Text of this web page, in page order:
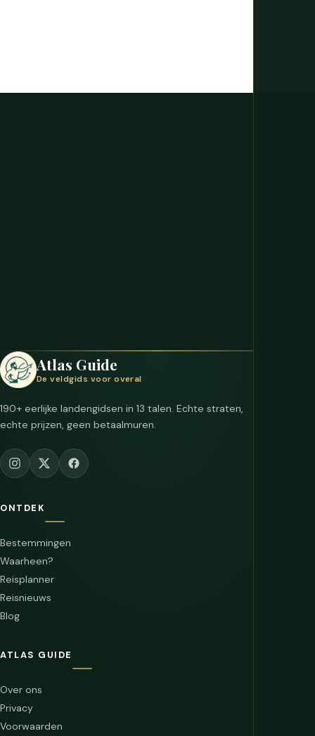
Atlas Guide
De veldgids voor overal
190+ eerlijke landengidsen in 13 talen. Echte straten,
echte prijzen, geen betaalmuren.
ONTDEK
Bestemmingen
Waarheen?
Reisplanner
Reisnieuws
Blog
ATLAS GUIDE
Over ons
Privacy
Voorwaarden